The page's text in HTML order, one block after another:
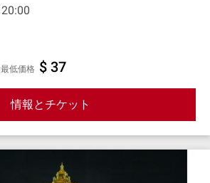
最低価格 $ 37
情報とチケット